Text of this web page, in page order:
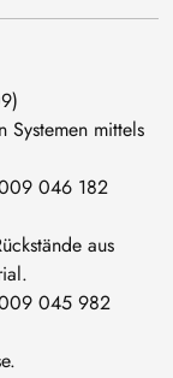
Systemen mittels
046 182
aus
045 982